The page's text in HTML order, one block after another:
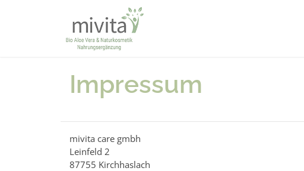
Impressum
mivita care gmbh
Leinfeld 2
87755 Kirchhaslach